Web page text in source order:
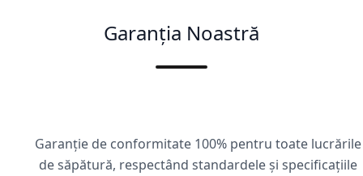
Garanția Noastră
Garanție de conformitate 100% pentru toate lucrările
de săpătură, respectând standardele și specificațiile